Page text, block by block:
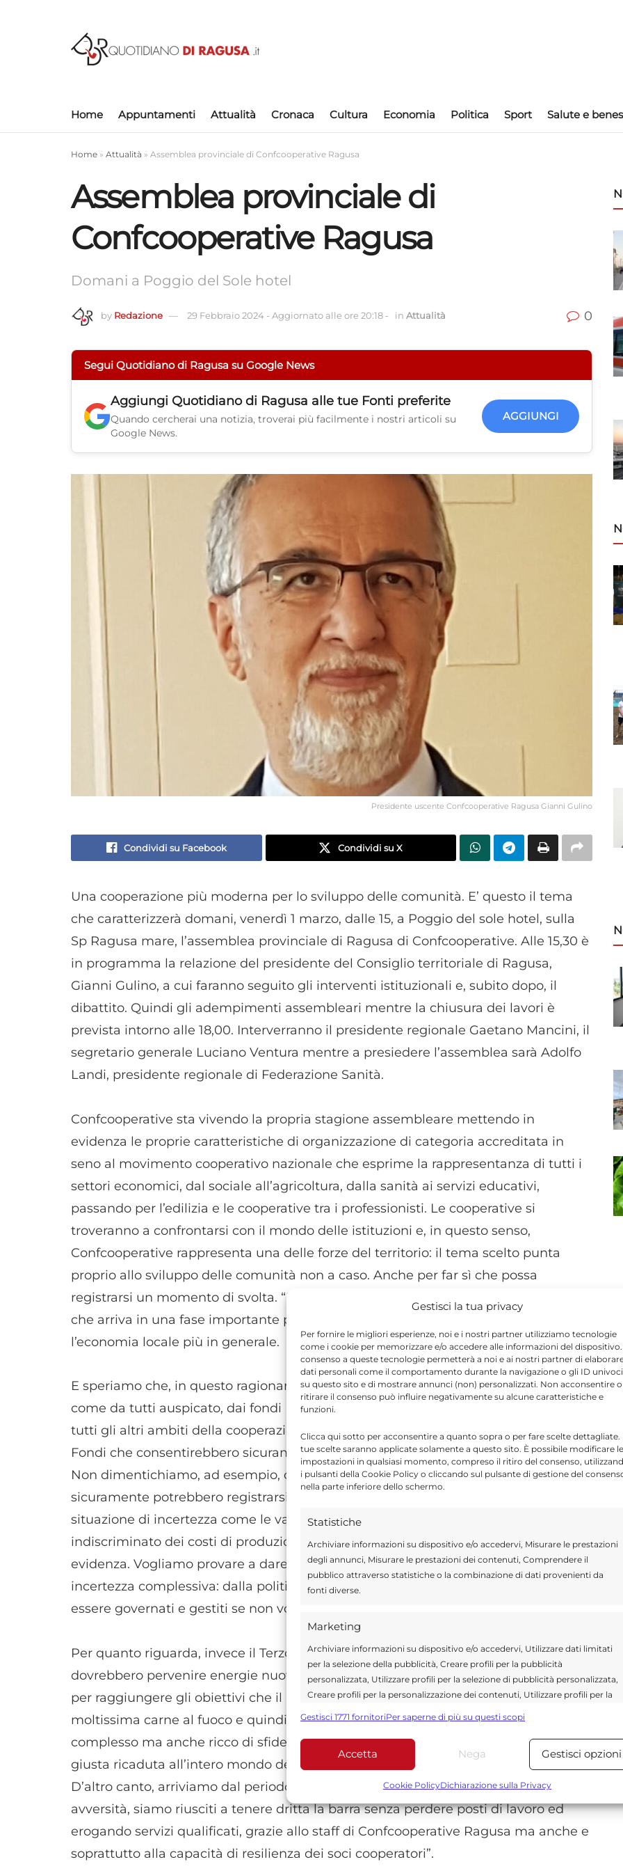
Gestisci la tua privacy
Per fornire le migliori esperienze, noi e i nostri partner utilizziamo tecnologie
come i cookie per memorizzare e/o accedere alle informazioni del
consenso a queste tecnologie permetterà a noi e ai nostri partner di
dati personali come il comportamento durante la navigazione o gli ID univoci
su questo sito e di mostrare annunci (non) personalizzati. Non acconsentire o
ritirare il consenso può influire negativamente su alcune caratteristiche e
funzioni.
Clicca qui sotto per acconsentire a quanto sopra o per fare scelte dettagliate.
tue scelte saranno applicate solamente a questo sito. È possibile modificare le
impostazioni in qualsiasi momento, compreso il ritiro del consenso,
i pulsanti della Cookie Policy o cliccando sul pulsante di gestione del
nella parte inferiore dello schermo.
Statistiche
Archiviare informazioni su dispositivo e/o accedervi, Misurare le prestazioni
degli annunci, Misurare le prestazioni dei contenuti, Comprendere il
pubblico attraverso statistiche o la combinazione di dati provenienti da
fonti diverse.
Marketing
Archiviare informazioni su dispositivo e/o accedervi, Utilizzare dati limitati
per la selezione della pubblicità, Creare profili per la pubblicità
personalizzata, Utilizzare profili per la selezione di pubblicità personalizzata,
Creare profili per la personalizzazione dei contenuti, Utilizzare profili per la
Utilizzare dati limitati per la selezione dei contenuti.
Funzionalità Sempre
Abbinare e combinare dati provenienti da altre fonti di dati,
alle informazioni trasmesse automaticamente.
Utilizzare dati di geolocalizzazione precisi, Riconoscere i
Gestisci 1771 fornitoriPer saperne di più su questi scopi
Accetta Nega Gestisci opzioni
Cookie PolicyDichiarazione sulla Privacy
Home Appuntamenti Attualità Cronaca Cultura Economia Politica Sport Salute e
Home » Attualità » Assemblea provinciale di Confcooperative Ragusa
Assemblea provinciale di
Confcooperative Ragusa
Domani a Poggio del Sole hotel
by Redazione 29 Febbraio 2024 - Aggiornato alle ore 20:18 - in Attualità 0
Segui Quotidiano di Ragusa su Google News
Aggiungi Quotidiano di Ragusa alle tue Fonti preferite
Quando cercherai una notizia, troverai più facilmente i nostri articoli su
Google News.
AGGIUNGI
Presidente uscente Confcooperative Ragusa Gianni Gulino
Condividi su Facebook Condividi su X
Una cooperazione più moderna per lo sviluppo delle comunità. E’ questo il tema
che caratterizzerà domani, venerdì 1 marzo, dalle 15, a Poggio del sole hotel, sulla
Sp Ragusa mare, l’assemblea provinciale di Ragusa di Confcooperative. Alle 15,30 è
in programma la relazione del presidente del Consiglio territoriale di Ragusa,
Gianni Gulino, a cui faranno seguito gli interventi istituzionali e, subito dopo, il
dibattito. Quindi gli adempimenti assembleari mentre la chiusura dei lavori è
prevista intorno alle 18,00. Interverranno il presidente regionale Gaetano Mancini, il
segretario generale Luciano Ventura mentre a presiedere l’assemblea sarà Adolfo
Landi, presidente regionale di Federazione Sanità.
Confcooperative sta vivendo la propria stagione assembleare mettendo in
evidenza le proprie caratteristiche di organizzazione di categoria accreditata in
seno al movimento cooperativo nazionale che esprime la rappresentanza di tutti i
settori economici, dal sociale all’agricoltura, dalla sanità ai servizi educativi,
passando per l’edilizia e le cooperative tra i professionisti. Le cooperative si
troveranno a confrontarsi con il mondo delle istituzioni e, in questo senso,
Confcooperative rappresenta una delle forze del territorio: il tema scelto punta
proprio allo sviluppo delle comunità non a caso. Anche per far sì che possa
registrarsi un momento di svolta. “Un’assemblea – sottolinea il presidente Gulino –
che arriva in una fase importante per la nostra organizzazione ma anche per
l’economia locale più in generale.
E speriamo che, in questo ragionamento, un ruolo cruciale possa essere svolto,
come da tutti auspicato, dai fondi Pnrr non solo per il Terzo settore ma anche per
tutti gli altri ambiti della cooperazione, dal comparto agricolo a quello edilizio.
Fondi che consentirebbero sicuramente un recupero in una fase molto delicata.
Non dimentichiamo, ad esempio, che nell’edilizia è terminato l’effetto 110 e
sicuramente potrebbero registrarsi delle ripercussioni. In campo agricolo c’è una
situazione di incertezza come le varie recenti proteste, dovute all’aumento
indiscriminato dei costi di produzione, hanno messo e stanno mettendo in
evidenza. Vogliamo provare a dare il nostro contributo per uscire da una fase di
incertezza complessiva: dalla politica all’economia, con effetti domino che devono
essere governati e gestiti se non vogliamo arrivare a momenti di seria difficoltà.
Per quanto riguarda, invece il Terzo settore stanno per aprirsi i nuovi bandi e quindi
dovrebbero pervenire energie nuove, fondi che si spera possano essere utilizzati
per raggiungere gli obiettivi che il legislatore si è prefissato. Riteniamo che ci sia
moltissima carne al fuoco e quindi il prossimo sarà un mandato abbastanza
complesso ma anche ricco di sfide da sapere cogliere al meglio per garantire la
giusta ricaduta all’intero mondo della cooperazione della provincia di Ragusa.
D’altro canto, arriviamo dal periodo pandemico in cui, a dispetto di tutte le
avversità, siamo riusciti a tenere dritta la barra senza perdere posti di lavoro ed
erogando servizi qualificati, grazie allo staff di Confcooperative Ragusa ma anche e
soprattutto alla capacità di resilienza dei soci cooperatori”.